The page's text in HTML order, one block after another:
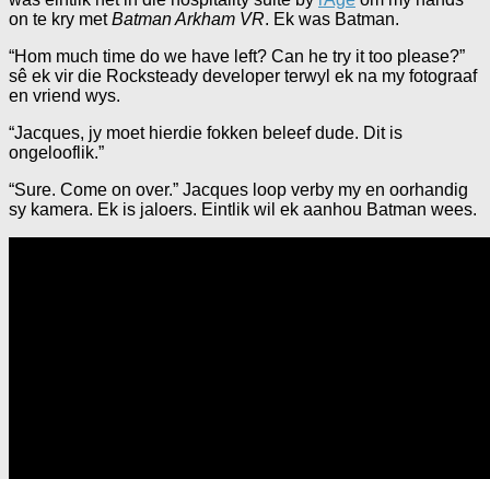
on te kry metBatman Arkham VR. Ek was Batman.
“Hom much time do we have left? Can he try it too please?”
sê ek vir die Rocksteady developer terwyl ek na my fotograaf
en vriend wys.
“Jacques, jy moet hierdie fokken beleef dude. Dit is
ongelooflik.”
“Sure. Come on over.” Jacques loop verby my en oorhandig
sy kamera. Ek is jaloers. Eintlik wil ek aanhou Batman wees.